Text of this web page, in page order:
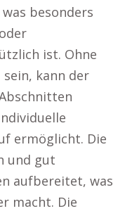
besonders
ist. Ohne
kann der
ermöglicht. Die
und gut
aufbereitet, was
macht. Die